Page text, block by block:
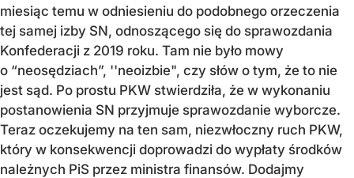
miesiąc temu w odniesieniu do podobnego orzeczenia
tej samej izby SN, odnoszącego się do sprawozdania
Konfederacji z 2019 roku. Tam nie było mowy
o “neosędziach”, ''neoizbie", czy słów o tym, że to nie
jest sąd. Po prostu PKW stwierdziła, że w wykonaniu
postanowienia SN przyjmuje sprawozdanie wyborcze.
Teraz oczekujemy na ten sam, niezwłoczny ruch PKW,
który w konsekwencji doprowadzi do wypłaty środków
należnych PiS przez ministra finansów. Dodajmy